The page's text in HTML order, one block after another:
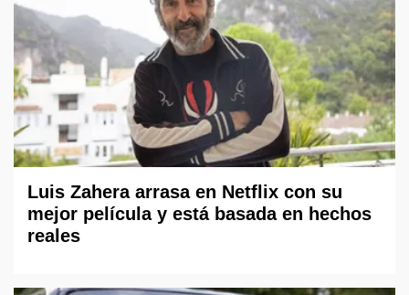
Luis Zahera arrasa en Netflix con su
mejor película y está basada en hechos
reales